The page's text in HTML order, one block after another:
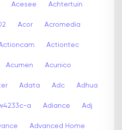
Acesee Achtertuin
Acor Acromedia
Actiontec
Acumen Acunico
Adata Adc Adhua
a Adiance Adj
Advanced Home